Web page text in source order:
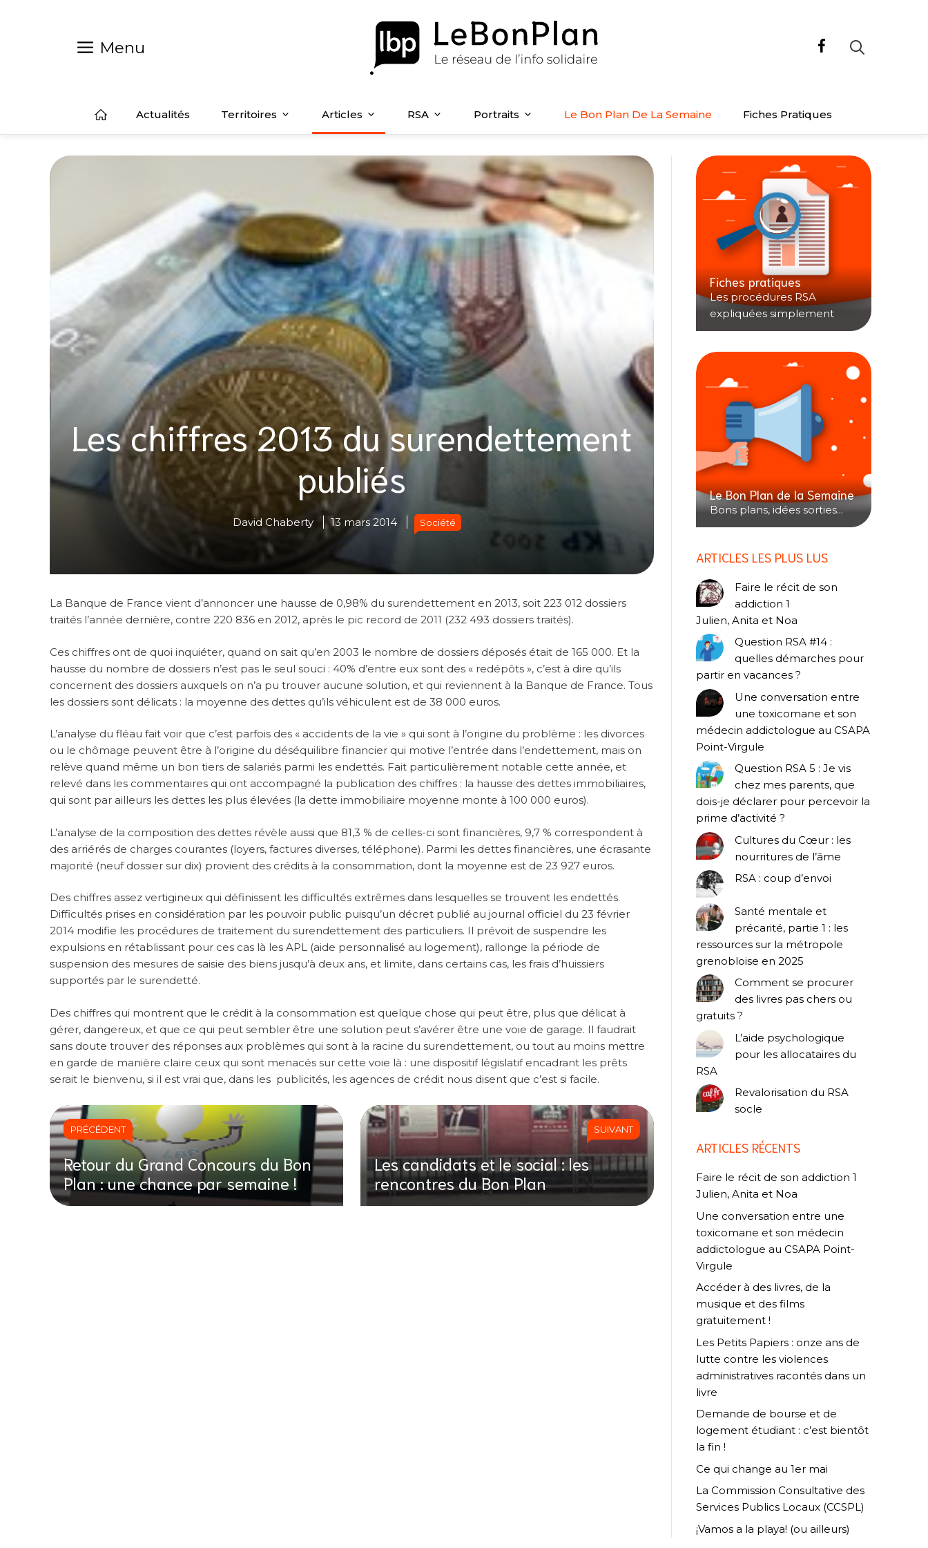
Menu
Actualités Territoires Articles RSA Portraits Le Bon Plan De La Semaine Fiches Pratiques
Les chiffres 2013 du surendettement
publiés
David Chaberty 13 mars 2014 Société
La Banque de France vient d’annoncer une hausse de 0,98% du surendettement en 2013, soit 223 012 dossiers
traités l’année dernière, contre 220 836 en 2012, après le pic record de 2011 (232 493 dossiers traités).
Ces chiffres ont de quoi inquiéter, quand on sait qu’en 2003 le nombre de dossiers déposés était de 165 000. Et la
hausse du nombre de dossiers n’est pas le seul souci : 40% d’entre eux sont des « redépôts », c’est à dire qu’ils
concernent des dossiers auxquels on n’a pu trouver aucune solution, et qui reviennent à la Banque de France. Tous
les dossiers sont délicats : la moyenne des dettes qu’ils véhiculent est de 38 000 euros.
L’analyse du fléau fait voir que c’est parfois des « accidents de la vie » qui sont à l’origine du problème : les divorces
ou le chômage peuvent être à l’origine du déséquilibre financier qui motive l’entrée dans l’endettement, mais on
relève quand même un bon tiers de salariés parmi les endettés. Fait particulièrement notable cette année, et
relevé dans les commentaires qui ont accompagné la publication des chiffres : la hausse des dettes immobiliaires,
qui sont par ailleurs les dettes les plus élevées (la dette immobiliaire moyenne monte à 100 000 euros).
L’analyse de la composition des dettes révèle aussi que 81,3 % de celles-ci sont financières, 9,7 % correspondent à
des arriérés de charges courantes (loyers, factures diverses, téléphone). Parmi les dettes financières, une écrasante
majorité (neuf dossier sur dix) provient des crédits à la consommation, dont la moyenne est de 23 927 euros.
Des chiffres assez vertigineux qui définissent les difficultés extrêmes dans lesquelles se trouvent les endettés.
Difficultés prises en considération par les pouvoir public puisqu’un décret publié au journal officiel du 23 février
2014 modifie les procédures de traitement du surendettement des particuliers. Il prévoit de suspendre les
expulsions en rétablissant pour ces cas là les APL (aide personnalisé au logement), rallonge la période de
suspension des mesures de saisie des biens jusqu’à deux ans, et limite, dans certains cas, les frais d’huissiers
supportés par le surendetté.
Des chiffres qui montrent que le crédit à la consommation est quelque chose qui peut être, plus que délicat à
gérer, dangereux, et que ce qui peut sembler être une solution peut s’avérer être une voie de garage. Il faudrait
sans doute trouver des réponses aux problèmes qui sont à la racine du surendettement, ou tout au moins mettre
en garde de manière claire ceux qui sont menacés sur cette voie là : une dispositif législatif encadrant les prêts
serait le bienvenu, si il est vrai que, dans les publicités, les agences de crédit nous disent que c’est si facile.
PRÉCÉDENT
Retour du Grand Concours du Bon
Plan : une chance par semaine !
SUIVANT
Les candidats et le social : les
rencontres du Bon Plan
Fiches pratiques
Les procédures RSA
expliquées simplement
Le Bon Plan de la Semaine
Bons plans, idées sorties...
ARTICLES LES PLUS LUS
Faire le récit de son
addiction 1
Julien, Anita et Noa
Question RSA #14 :
quelles démarches pour
partir en vacances ?
Une conversation entre
une toxicomane et son
médecin addictologue au CSAPA
Point-Virgule
Question RSA 5 : Je vis
chez mes parents, que
dois-je déclarer pour percevoir la
prime d’activité ?
Cultures du Cœur : les
nourritures de l’âme
RSA : coup d’envoi
Santé mentale et
précarité, partie 1 : les
ressources sur la métropole
grenobloise en 2025
Comment se procurer
des livres pas chers ou
gratuits ?
L’aide psychologique
pour les allocataires du
RSA
Revalorisation du RSA
socle
ARTICLES RÉCENTS
Faire le récit de son addiction 1
Julien, Anita et Noa
Une conversation entre une
toxicomane et son médecin
addictologue au CSAPA Point-
Virgule
Accéder à des livres, de la
musique et des films
gratuitement !
Les Petits Papiers : onze ans de
lutte contre les violences
administratives racontés dans un
livre
Demande de bourse et de
logement étudiant : c’est bientôt
la fin !
Ce qui change au 1er mai
La Commission Consultative des
Services Publics Locaux (CCSPL)
¡Vamos a la playa! (ou ailleurs)